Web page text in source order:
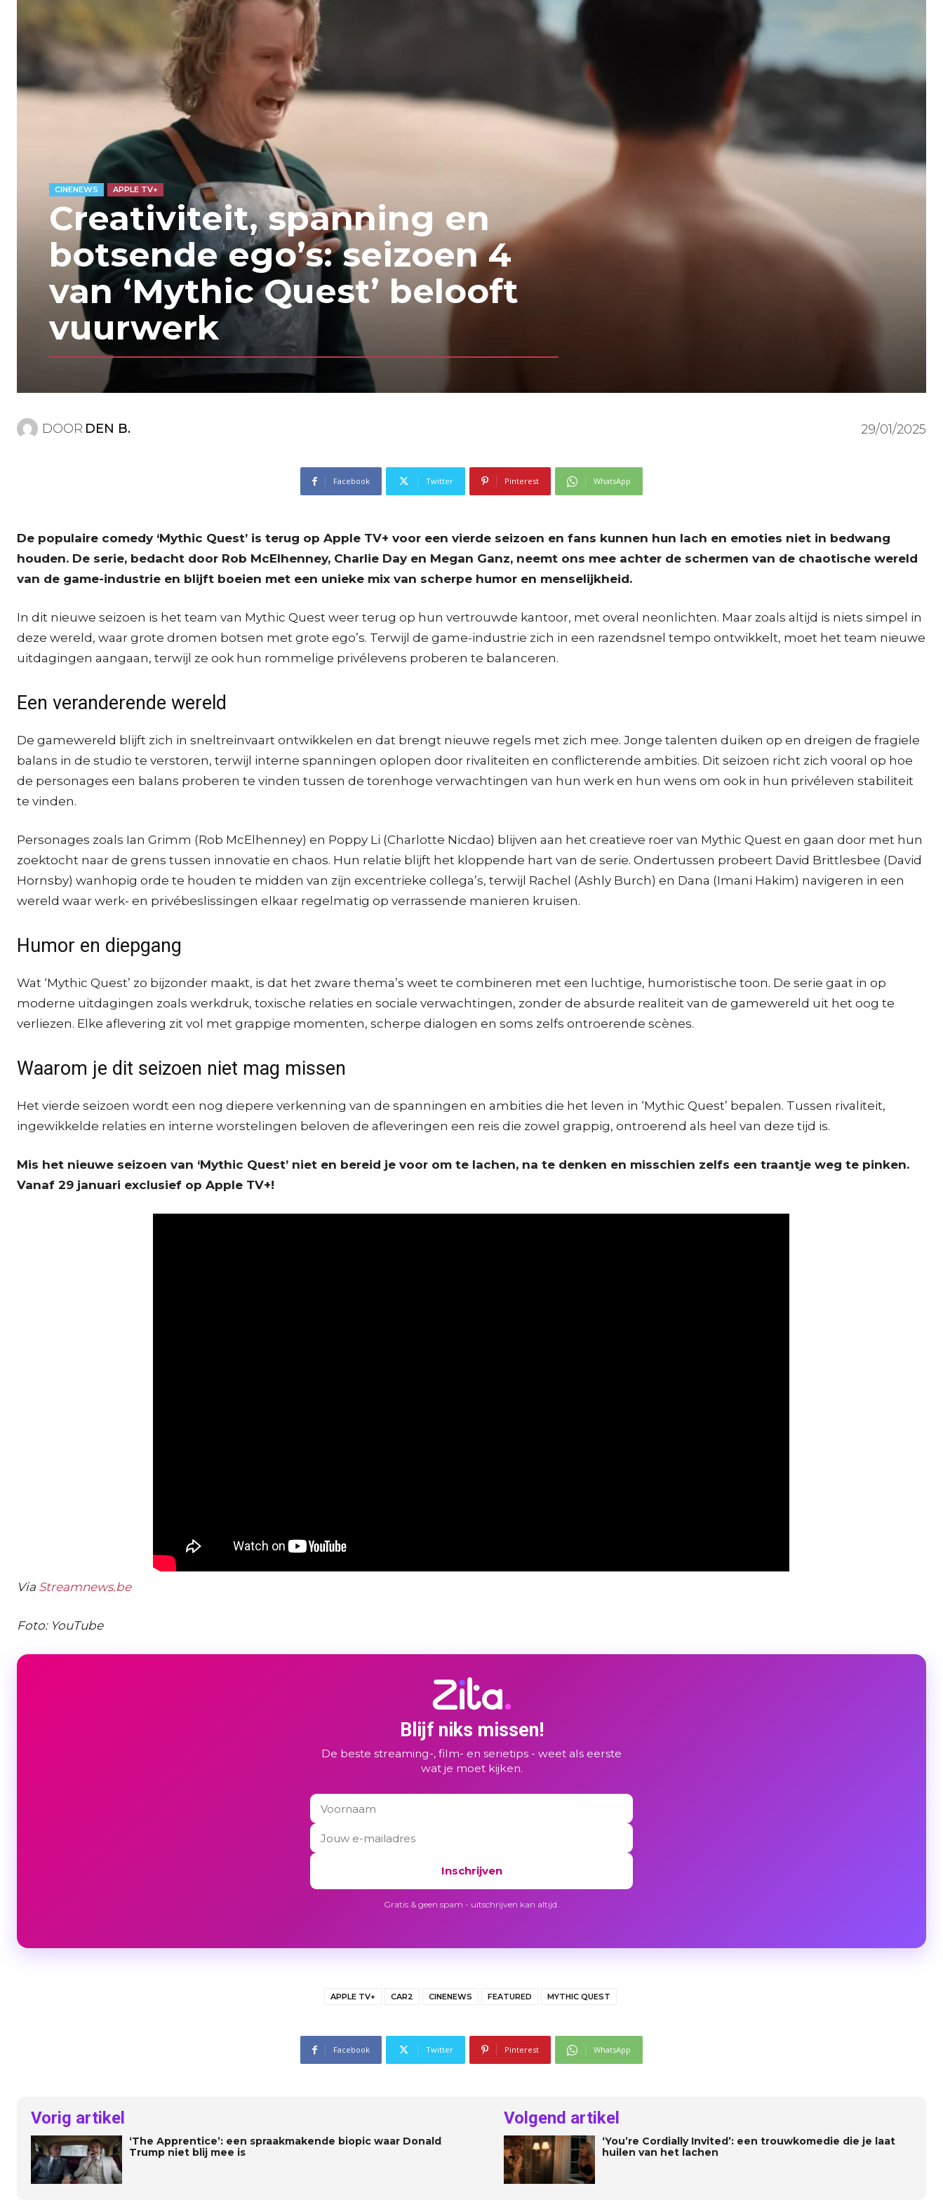
CINENEWS APPLE TV+
Creativiteit, spanning en
botsende ego’s: seizoen 4
van ‘Mythic Quest’ belooft
vuurwerk
DOOR DEN B. 29/01/2025
Facebook Twitter Pinterest WhatsApp
De populaire comedy ‘Mythic Quest’ is terug op Apple TV+ voor een vierde seizoen en fans kunnen hun lach en emoties niet in bedwang
houden. De serie, bedacht door Rob McElhenney, Charlie Day en Megan Ganz, neemt ons mee achter de schermen van de chaotische wereld
van de game-industrie en blijft boeien met een unieke mix van scherpe humor en menselijkheid.
In dit nieuwe seizoen is het team van Mythic Quest weer terug op hun vertrouwde kantoor, met overal neonlichten. Maar zoals altijd is niets simpel in
deze wereld, waar grote dromen botsen met grote ego’s. Terwijl de game-industrie zich in een razendsnel tempo ontwikkelt, moet het team nieuwe
uitdagingen aangaan, terwijl ze ook hun rommelige privélevens proberen te balanceren.
Een veranderende wereld
De gamewereld blijft zich in sneltreinvaart ontwikkelen en dat brengt nieuwe regels met zich mee. Jonge talenten duiken op en dreigen de fragiele
balans in de studio te verstoren, terwijl interne spanningen oplopen door rivaliteiten en conflicterende ambities. Dit seizoen richt zich vooral op hoe
de personages een balans proberen te vinden tussen de torenhoge verwachtingen van hun werk en hun wens om ook in hun privéleven stabiliteit
te vinden.
Personages zoals Ian Grimm (Rob McElhenney) en Poppy Li (Charlotte Nicdao) blijven aan het creatieve roer van Mythic Quest en gaan door met hun
zoektocht naar de grens tussen innovatie en chaos. Hun relatie blijft het kloppende hart van de serie. Ondertussen probeert David Brittlesbee (David
Hornsby) wanhopig orde te houden te midden van zijn excentrieke collega’s, terwijl Rachel (Ashly Burch) en Dana (Imani Hakim) navigeren in een
wereld waar werk- en privébeslissingen elkaar regelmatig op verrassende manieren kruisen.
Humor en diepgang
Wat ‘Mythic Quest’ zo bijzonder maakt, is dat het zware thema’s weet te combineren met een luchtige, humoristische toon. De serie gaat in op
moderne uitdagingen zoals werkdruk, toxische relaties en sociale verwachtingen, zonder de absurde realiteit van de gamewereld uit het oog te
verliezen. Elke aflevering zit vol met grappige momenten, scherpe dialogen en soms zelfs ontroerende scènes.
Waarom je dit seizoen niet mag missen
Het vierde seizoen wordt een nog diepere verkenning van de spanningen en ambities die het leven in ‘Mythic Quest’ bepalen. Tussen rivaliteit,
ingewikkelde relaties en interne worstelingen beloven de afleveringen een reis die zowel grappig, ontroerend als heel van deze tijd is.
Mis het nieuwe seizoen van ‘Mythic Quest’ niet en bereid je voor om te lachen, na te denken en misschien zelfs een traantje weg te pinken.
Vanaf 29 januari exclusief op Apple TV+!
Via Streamnews.be
Foto: YouTube
Blijf niks missen!
De beste streaming-, film- en serietips - weet als eerste
wat je moet kijken.
Inschrijven
Gratis & geen spam - uitschrijven kan altijd.
APPLE TV+ CAR2 CINENEWS FEATURED MYTHIC QUEST
Facebook Twitter Pinterest WhatsApp
Vorig artikel
‘The Apprentice’: een spraakmakende biopic waar Donald
Trump niet blij mee is
Volgend artikel
‘You’re Cordially Invited’: een trouwkomedie die je laat
huilen van het lachen